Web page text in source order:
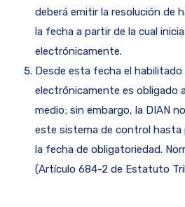
deberá emitir la resolución de
la fecha a partir de la cual
electrónicamente.
Desde esta fecha el
electrónicamente es obligado
medio; sin embargo, la DIAN
este sistema de control hasta
la fecha de obligatoriedad.
(Artículo 684-2 de Estatuto